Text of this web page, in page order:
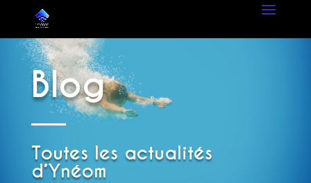
Blog
Toutes les actualités
d’Ynéom